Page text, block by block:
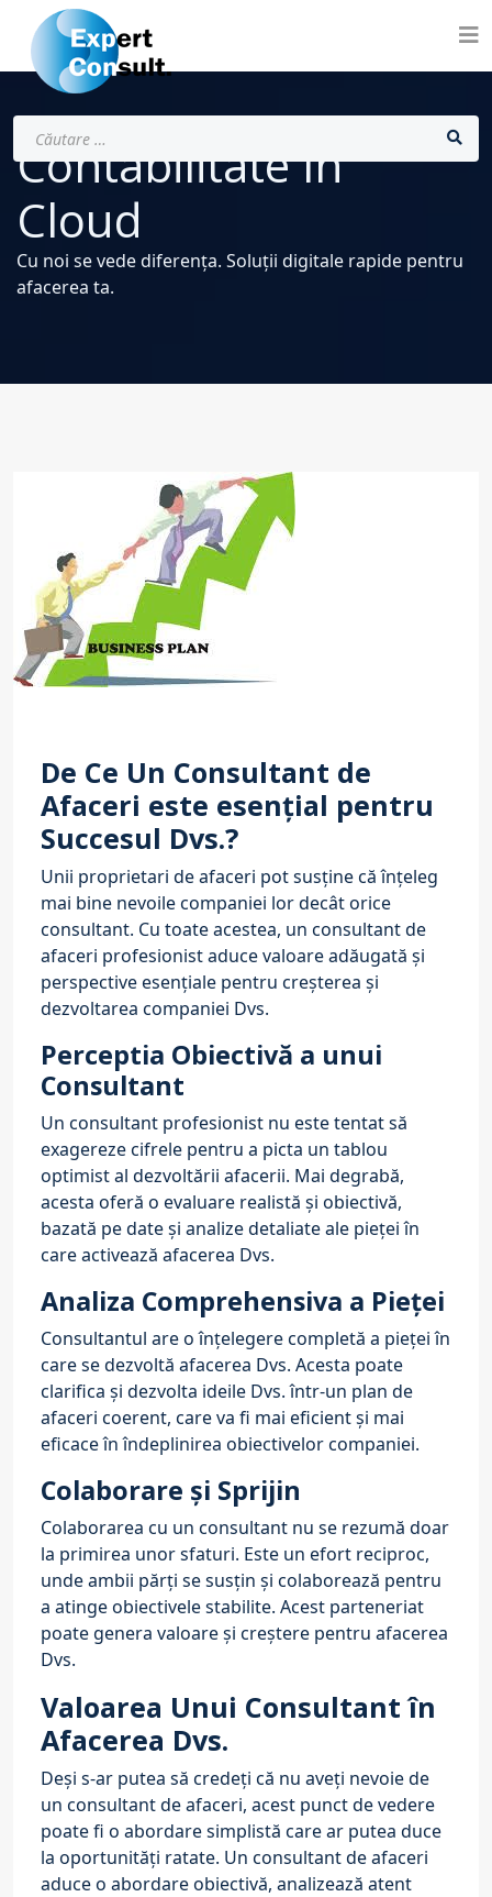
Cautare
Contabilitate în
Cloud
Cu noi se vede diferența. Soluții digitale rapide pentru
afacerea ta.
De Ce Un Consultant de
Afaceri este esențial pentru
Succesul Dvs.?
Unii proprietari de afaceri pot susține că înțeleg
mai bine nevoile companiei lor decât orice
consultant. Cu toate acestea, un consultant de
afaceri profesionist aduce valoare adăugată și
perspective esențiale pentru creșterea și
dezvoltarea companiei Dvs.
Perceptia Obiectivă a unui
Consultant
Un consultant profesionist nu este tentat să
exagereze cifrele pentru a picta un tablou
optimist al dezvoltării afacerii. Mai degrabă,
acesta oferă o evaluare realistă și obiectivă,
bazată pe date și analize detaliate ale pieței în
care activează afacerea Dvs.
Analiza Comprehensiva a Pieței
Consultantul are o înțelegere completă a pieței în
care se dezvoltă afacerea Dvs. Acesta poate
clarifica și dezvolta ideile Dvs. într-un plan de
afaceri coerent, care va fi mai eficient și mai
eficace în îndeplinirea obiectivelor companiei.
Colaborare și Sprijin
Colaborarea cu un consultant nu se rezumă doar
la primirea unor sfaturi. Este un efort reciproc,
unde ambii părți se susțin și colaborează pentru
a atinge obiectivele stabilite. Acest parteneriat
poate genera valoare și creștere pentru afacerea
Dvs.
Valoarea Unui Consultant în
Afacerea Dvs.
Deși s-ar putea să credeți că nu aveți nevoie de
un consultant de afaceri, acest punct de vedere
poate fi o abordare simplistă care ar putea duce
la oportunități ratate. Un consultant de afaceri
aduce o abordare obiectivă, analizează atent